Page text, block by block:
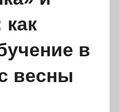
в
весны